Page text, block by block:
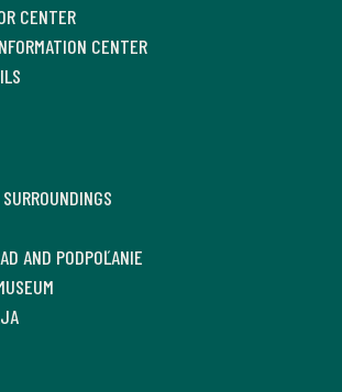
CENTER
CENTER
AND PODPOĽANIE